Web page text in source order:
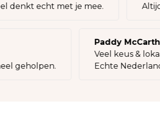
denkt echt met je mee.
geholpen.
Paddy McCarthy
Veel keus &
Echte